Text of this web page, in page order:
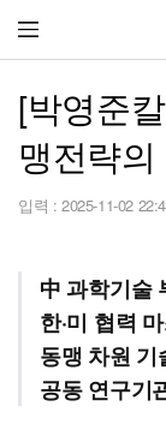
[박영준
맹전략의
입력 : 2025-11-02
中 과학기술
한·미 협력
동맹 차원 기
공동 연구기